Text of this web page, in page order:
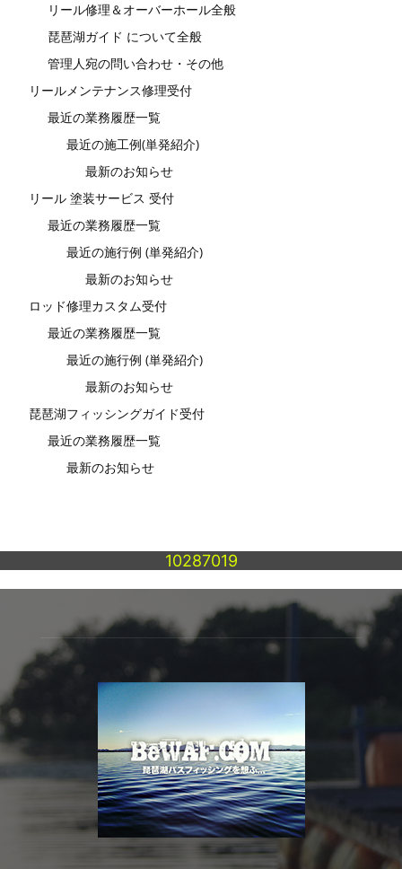
リール修理＆オーバーホール全般
琵琶湖ガイド について全般
管理人宛の問い合わせ・その他
リールメンテナンス修理受付
最近の業務履歴一覧
最近の施工例(単発紹介)
最新のお知らせ
リール 塗装サービス 受付
最近の業務履歴一覧
最近の施行例 (単発紹介)
最新のお知らせ
ロッド修理カスタム受付
最近の業務履歴一覧
最近の施行例 (単発紹介)
最新のお知らせ
琵琶湖フィッシングガイド受付
最近の業務履歴一覧
最新のお知らせ
10287019